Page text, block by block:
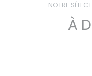
NOTRE
À